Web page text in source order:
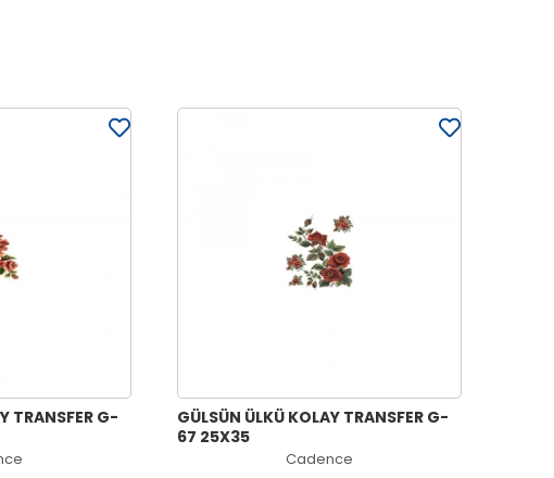
TRANSFER G-
GÜLSÜN ÜLKÜ KOLAY TRANSFER G-
67 25X35
Cadence